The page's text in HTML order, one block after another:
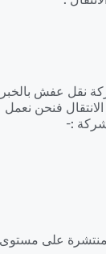
نقل عفش
فنحن
:-
على